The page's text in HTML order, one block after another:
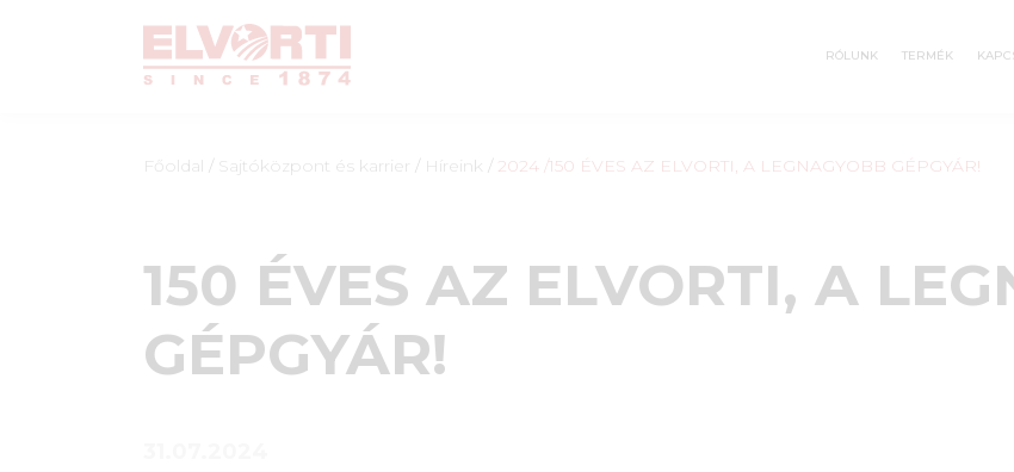
RÓLUNK TERMÉK
Főoldal / Sajtóközpont és karrier / Híreink / 2024 /150 ÉVES AZ ELVORTI, A LEGNAGYOBB GÉPGYÁR!
150 ÉVES AZ ELVORTI, A
GÉPGYÁR!